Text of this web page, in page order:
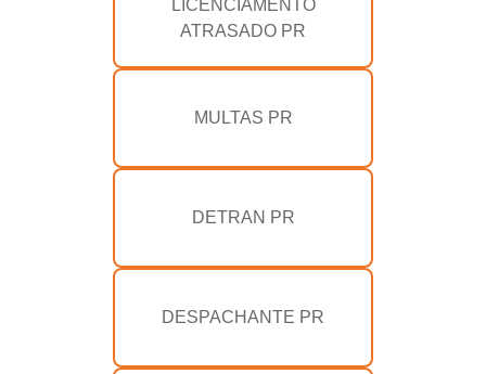
LICENCIAMENTO
ATRASADO PR
MULTAS PR
DETRAN PR
DESPACHANTE PR